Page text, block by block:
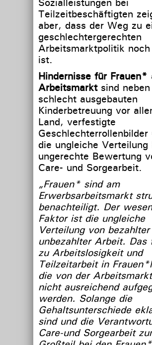
Teilzeitbeschäftigten
aber, dass der Weg zu
geschlechtergerechten
Arbeitsmarktpolitik
ist.
Hindernisse für Frauen*
Arbeitsmarktsind neben
schlecht ausgebauten
Kinderbetreuung vor
Land, verfestigte
Geschlechterrollenbilder
die ungleiche Verteilung
ungerechte Bewertung
Care- und Sorgearbeit.
„Frauen* sind am
Erwerbsarbeitsmarkt
benachteiligt. Der
Faktor ist die ungleiche
Verteilung von
unbezahlter Arbeit. Das
zu Arbeitslosigkeit und
Teilzeitarbeit in
die von der
nicht ausreichend
werden. Solange die
Gehaltsunterschiede
sind und die
Care-und Sorgearbeit